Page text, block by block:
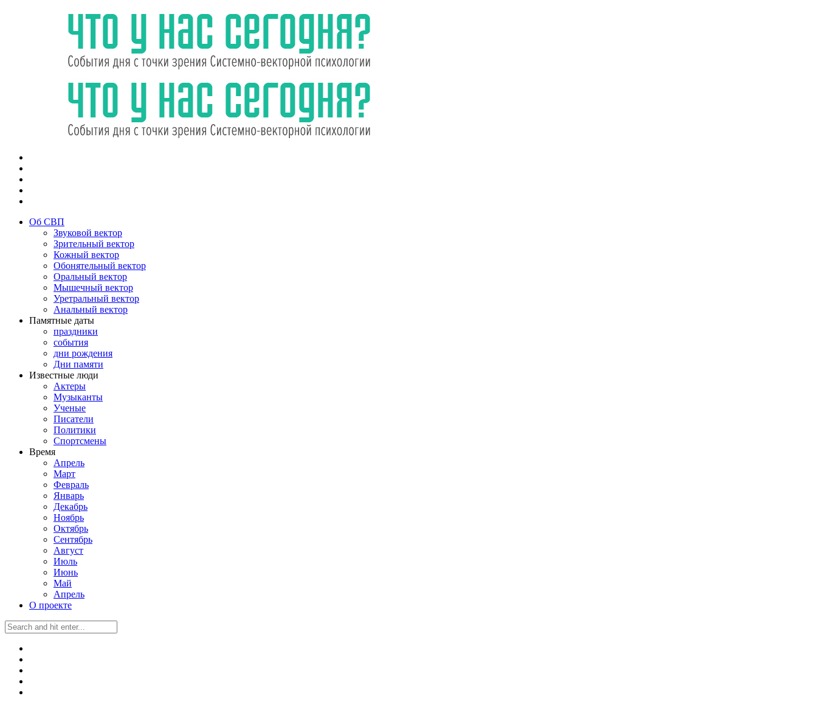
Об СВП
Звуковой вектор
Зрительный вектор
Кожный вектор
Обонятельный вектор
Оральный вектор
Мышечный вектор
Уретральный вектор
Анальный вектор
Памятные даты
праздники
события
дни рождения
Дни памяти
Известные люди
Актеры
Музыканты
Ученые
Писатели
Политики
Спортсмены
Время
Апрель
Март
Февраль
Январь
Декабрь
Ноябрь
Октябрь
Сентябрь
Август
Июль
Июнь
Май
Апрель
О проекте